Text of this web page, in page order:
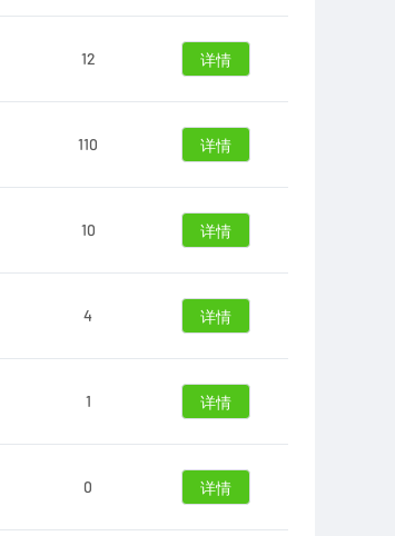
12 详情
110 详情
10 详情
4 详情
1 详情
0 详情